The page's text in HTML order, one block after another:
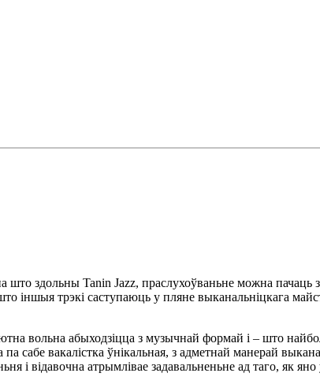
здольны Tanin Jazz, праслухоўваньне можна пачаць
іншыя трэкі саступаюць у пляне выканальніцкага
вольна абыходзіцца з музычнай формай і – што
сабе вакалістка ўнікальная, з адметнай манерай
і відавочна атрымлівае задавальненьне ад таго, як яно